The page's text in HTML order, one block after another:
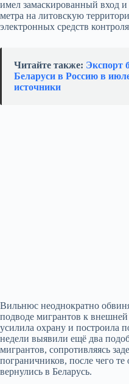
имел замаскированный вход
метра на литовскую
электронных средств
Читайте также: Экспорт
Беларуси в Россию в
источники
Вильнюс неоднократно
подводе мигрантов к
усилила охрану и построила
недели выявили ещё два
мигрантов, сопротивляясь
пограничников, после чего
вернулись в Беларусь.